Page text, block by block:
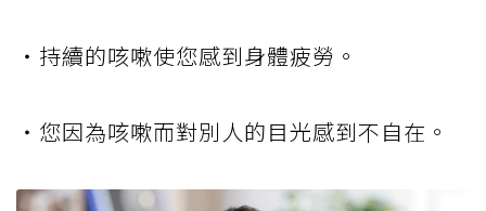
・持續的咳嗽使您感到身體疲勞。
・您因為咳嗽而對別人的目光感到不自在。